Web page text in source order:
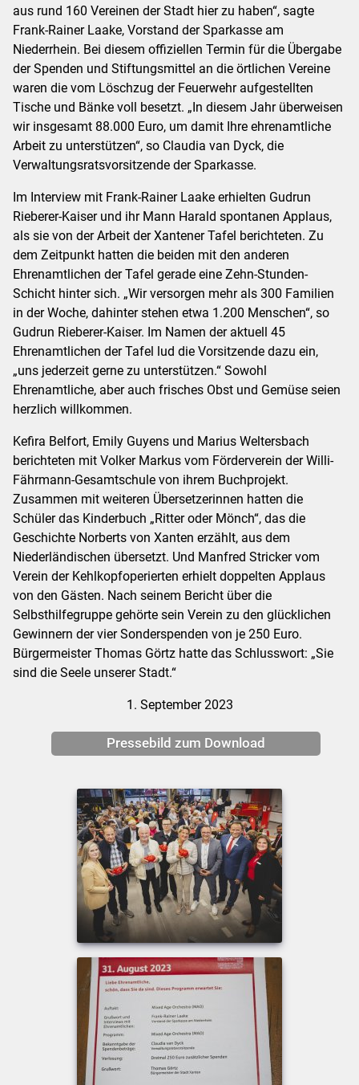
aus rund 160 Vereinen der Stadt hier zu haben“, sagte
Frank-Rainer Laake, Vorstand der Sparkasse am
Niederrhein. Bei diesem offiziellen Termin für die Übergabe
der Spenden und Stiftungsmittel an die örtlichen Vereine
waren die vom Löschzug der Feuerwehr aufgestellten
Tische und Bänke voll besetzt. „In diesem Jahr überweisen
wir insgesamt 88.000 Euro, um damit Ihre ehrenamtliche
Arbeit zu unterstützen“, so Claudia van Dyck, die
Verwaltungsratsvorsitzende der Sparkasse.
Im Interview mit Frank-Rainer Laake erhielten Gudrun
Rieberer-Kaiser und ihr Mann Harald spontanen Applaus,
als sie von der Arbeit der Xantener Tafel berichteten. Zu
dem Zeitpunkt hatten die beiden mit den anderen
Ehrenamtlichen der Tafel gerade eine Zehn-Stunden-
Schicht hinter sich. „Wir versorgen mehr als 300 Familien
in der Woche, dahinter stehen etwa 1.200 Menschen“, so
Gudrun Rieberer-Kaiser. Im Namen der aktuell 45
Ehrenamtlichen der Tafel lud die Vorsitzende dazu ein,
„uns jederzeit gerne zu unterstützen.“ Sowohl
Ehrenamtliche, aber auch frisches Obst und Gemüse seien
herzlich willkommen.
Kefira Belfort, Emily Guyens und Marius Weltersbach
berichteten mit Volker Markus vom Förderverein der Willi-
Fährmann-Gesamtschule von ihrem Buchprojekt.
Zusammen mit weiteren Übersetzerinnen hatten die
Schüler das Kinderbuch „Ritter oder Mönch“, das die
Geschichte Norberts von Xanten erzählt, aus dem
Niederländischen übersetzt. Und Manfred Stricker vom
Verein der Kehlkopfoperierten erhielt doppelten Applaus
von den Gästen. Nach seinem Bericht über die
Selbsthilfegruppe gehörte sein Verein zu den glücklichen
Gewinnern der vier Sonderspenden von je 250 Euro.
Bürgermeister Thomas Görtz hatte das Schlusswort: „Sie
sind die Seele unserer Stadt.“
1. September 2023
Pressebild zum Download